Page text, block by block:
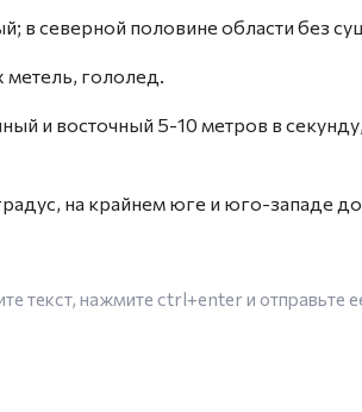
в северной половине области без
метель, гололед.
и восточный 5-10 метров в
на крайнем юге и юго-западе
текст, нажмите ctrl+enterи отправьте